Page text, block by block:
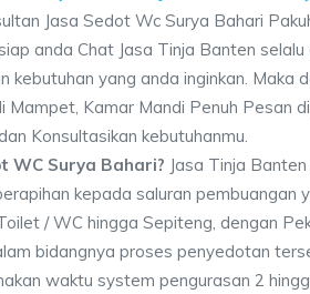
Jasa Sedot Wc Surya Bahari
anda Chat Jasa Tinja Banten selalu
kebutuhan yang anda inginkan. Maka
Mampet, Kamar Mandi Penuh Pesan
Konsultasikan kebutuhanmu.
WC Surya Bahari? Jasa Tinja
kepada saluran pembuangan
/ WC hingga Sepiteng, dengan
bidangnya proses penyedotan
waktu system pengurasan 2